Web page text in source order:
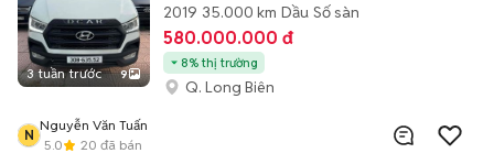
3 tuần trước 9
2019 35.000 km Dầu Số sàn
580.000.000 đ
8% thị trường
Q. Long Biên
N
Nguyễn Văn Tuấn
5.0
20 đã bán